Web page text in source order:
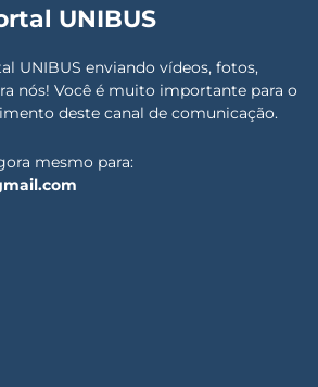
UNIBUS
UNIBUS enviando vídeos, fotos,
nós! Você é muito importante para o
deste canal de comunicação.
mesmo para: